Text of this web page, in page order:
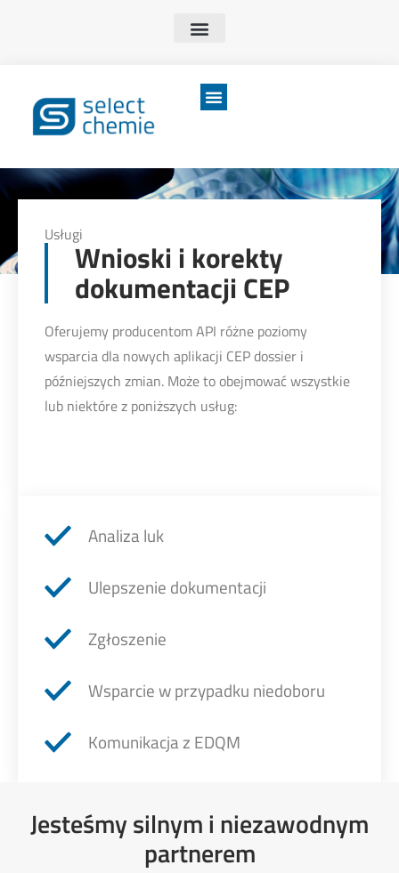
Usługi
Wnioski i korekty
dokumentacji CEP
Oferujemy producentom API różne poziomy
wsparcia dla nowych aplikacji CEP dossier i
późniejszych zmian. Może to obejmować wszystkie
lub niektóre z poniższych usług:
Analiza luk
Ulepszenie dokumentacji
Zgłoszenie
Wsparcie w przypadku niedoboru
Komunikacja z EDQM
Jesteśmy silnym i niezawodnym
partnerem